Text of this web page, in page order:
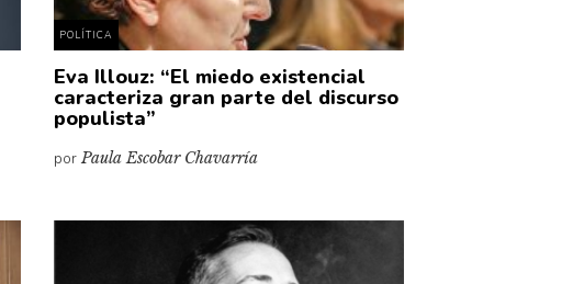
POLÍTICA
Eva Illouz: “El miedo existencial
caracteriza gran parte del discurso
populista”
porPaula Escobar Chavarría